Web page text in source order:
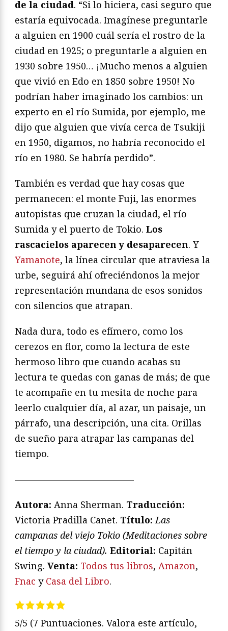
de la ciudad. “Si lo hiciera, casi seguro que
estaría equivocada. Imagínese preguntarle
a alguien en 1900 cuál sería el rostro de la
ciudad en 1925; o preguntarle a alguien en
1930 sobre 1950… ¡Mucho menos a alguien
que vivió en Edo en 1850 sobre 1950! No
podrían haber imaginado los cambios: un
experto en el río Sumida, por ejemplo, me
dijo que alguien que vivía cerca de Tsukiji
en 1950, digamos, no habría reconocido el
río en 1980. Se habría perdido”.
También es verdad que hay cosas que
permanecen: el monte Fuji, las enormes
autopistas que cruzan la ciudad, el río
Sumida y el puerto de Tokio. Los
rascacielos aparecen y desaparecen. Y
Yamanote, la línea circular que atraviesa la
urbe, seguirá ahí ofreciéndonos la mejor
representación mundana de esos sonidos
con silencios que atrapan.
Nada dura, todo es efímero, como los
cerezos en flor, como la lectura de este
hermoso libro que cuando acabas su
lectura te quedas con ganas de más; de que
te acompañe en tu mesita de noche para
leerlo cualquier día, al azar, un paisaje, un
párrafo, una descripción, una cita. Orillas
de sueño para atrapar las campanas del
tiempo.
—————————————
Autora: Anna Sherman. Traducción:
Victoria Pradilla Canet. Título: Las
campanas del viejo Tokio (Meditaciones sobre
el tiempo y la ciudad). Editorial: Capitán
Swing. Venta: Todos tus libros, Amazon,
Fnac y Casa del Libro.
5/5 (7 Puntuaciones. Valora este artículo,